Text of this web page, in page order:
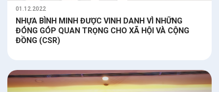
01.12.2022
NHỰA BÌNH MINH ĐƯỢC VINH DANH VÌ NHỮNG
ĐÓNG GÓP QUAN TRỌNG CHO XÃ HỘI VÀ CỘNG
ĐỒNG (CSR)